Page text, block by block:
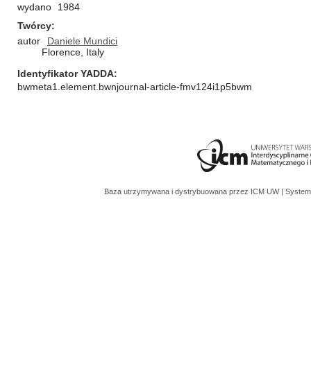
wydano
1984
Twórcy
autor
Daniele Mundici
Florence, Italy
Identyfikator YADDA
bwmeta1.element.bwnjournal-article-fmv124i1p5bwm
Baza utrzymywana i dystrybuowana przez ICM UW |